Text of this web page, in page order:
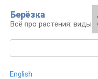
контенту
Берёзка
Всё про растения: виды,
English